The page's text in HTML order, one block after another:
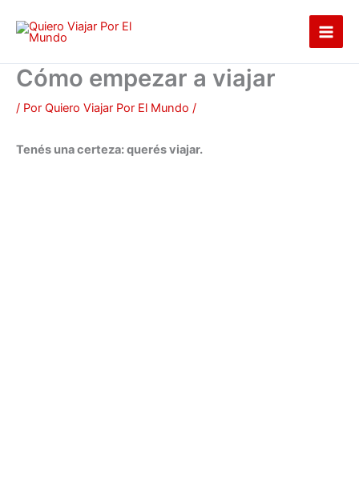
Cómo empezar a viajar
/ Por Quiero Viajar Por El Mundo /
Tenés una certeza: querés viajar.